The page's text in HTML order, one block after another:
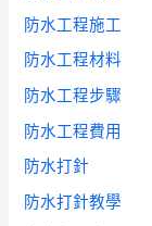
防水工程施工
防水工程材料
防水工程步驟
防水工程費用
防水打針
防水打針教學